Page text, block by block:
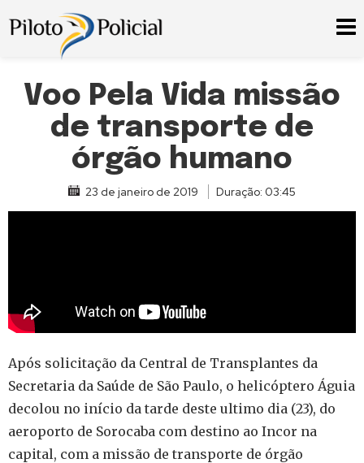
Voo Pela Vida missão
de transporte de
órgão humano
23 de janeiro de 2019 Duração: 03:45
Após solicitação da Central de Transplantes da
Secretaria da Saúde de São Paulo, o helicóptero Águia
decolou no início da tarde deste ultimo dia (23), do
aeroporto de Sorocaba com destino ao Incor na
capital, com a missão de transporte de órgão